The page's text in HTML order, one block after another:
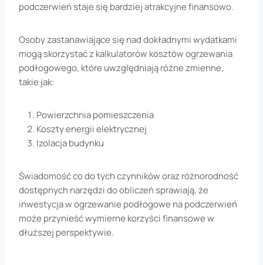
podczerwień staje się bardziej atrakcyjne finansowo.
Osoby zastanawiające się nad dokładnymi wydatkami
mogą skorzystać z kalkulatorów kosztów ogrzewania
podłogowego, które uwzględniają różne zmienne,
takie jak:
Powierzchnia pomieszczenia
Koszty energii elektrycznej
Izolacja budynku
Świadomość co do tych czynników oraz różnorodność
dostępnych narzędzi do obliczeń sprawiają, że
inwestycja w ogrzewanie podłogowe na podczerwień
może przynieść wymierne korzyści finansowe w
dłuższej perspektywie.